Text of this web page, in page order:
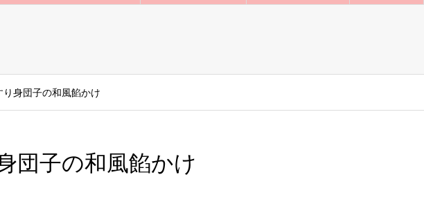
り身団子の和風餡かけ
団子の和風餡かけ